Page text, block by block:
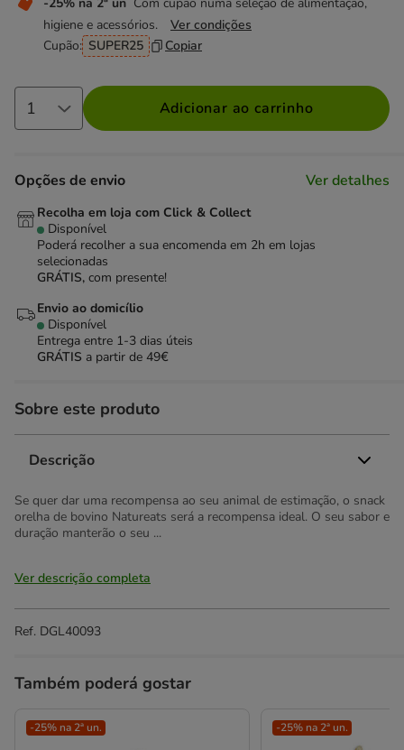
higiene e acessórios.
Ver condições
Cupão: SUPER25 Copiar
Adicionar ao carrinho
Opções de envio Ver detalhes
Recolha em loja com Click & Collect
Disponível
Poderá recolher a sua encomenda em 2h em lojas
selecionadas
GRÁTIS, com presente!
Envio ao domicílio
Disponível
Entrega entre 1-3 dias úteis
GRÁTIS a partir de 49€
Sobre este produto
Descrição
Se quer dar uma recompensa ao seu animal de estimação, o snack
orelha de bovino Natureats será a recompensa ideal. O seu sabor e
duração manterão o seu ...
Ver descrição completa
Ref. DGL40093
Também poderá gostar
-25% na 2ª un. -25% na 2ª un.